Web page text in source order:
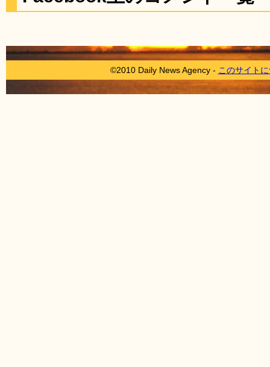
©2010 Daily News Agency - このサイト